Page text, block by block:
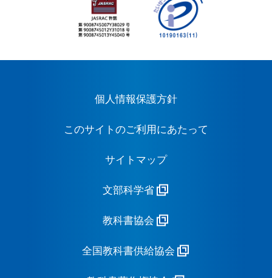
個人情報保護方針
このサイトのご利用にあたって
サイトマップ
文部科学省
教科書協会
全国教科書供給協会